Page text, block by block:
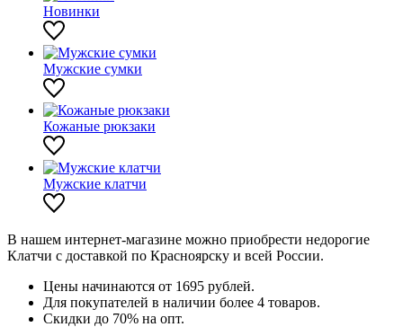
Новинки
Мужские сумки
Кожаные рюкзаки
Мужские клатчи
В нашем интернет-магазине можно приобрести недорогие
Клатчи с доставкой по Красноярску и всей России.
Цены начинаются от 1695 рублей.
Для покупателей в наличии более 4 товаров.
Скидки до 70% на опт.